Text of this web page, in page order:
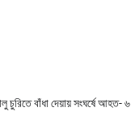
চুরিতে বাঁধা দেয়ায় সংঘর্ষে আহত- ৬